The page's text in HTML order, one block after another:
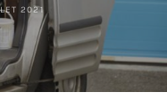
2021